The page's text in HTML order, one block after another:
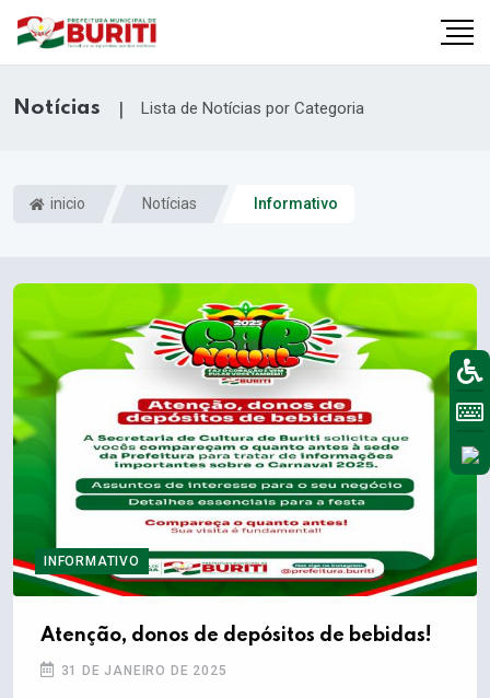
Notícias | Lista de Notícias por Categoria
inicio Notícias Informativo
INFORMATIVO
Atenção, donos de depósitos de bebidas!
31 DE JANEIRO DE 2025